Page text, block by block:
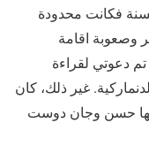
فكانت محدودة
وصعوبة اقامة
دعوتي لقراءة
غير ذلك، كان
مها حسن وجان دوست